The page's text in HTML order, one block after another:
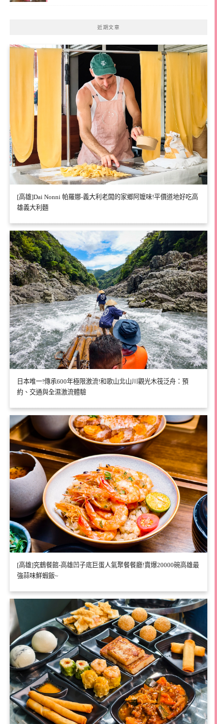
近期文章
[高雄]Dai Nonni 帕羅娜-義大利老闆的家鄉阿嬤味!平價道地好吃高
雄義大利麵
日本唯一!傳承600年極限激流!和歌山北山川觀光木筏泛舟：預
約、交通與全濕激流體驗
[高雄]究鶴餐館-高雄凹子底巨蛋人氣聚餐餐廳!賣爆20000碗高雄最
強蒜味鮮蝦飯~